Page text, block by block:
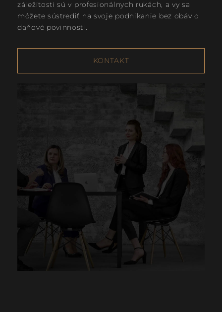
záležitosti sú v profesionálnych rukách, a vy sa
môžete sústrediť na svoje podnikanie bez obáv o
daňové povinnosti.
KONTAKT